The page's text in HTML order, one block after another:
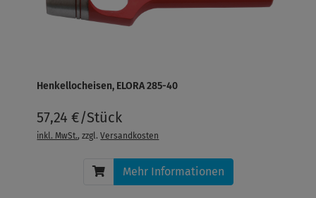
Henkellocheisen, ELORA 285-40
57,24 €/Stück
inkl. MwSt., zzgl.Versandkosten
Mehr Informationen